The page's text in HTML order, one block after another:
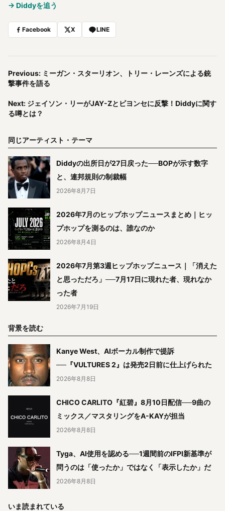
→ Diddyを追う
Facebook X LINE
Previous: ミーガン・スターリオン、トリー・レーンズによる銃
撃事件を語る
Next: ジェイソン・リーがJAY-Zとビヨンセに反撃！Diddyに関す
る噂とは？
同じアーティスト・テーマ
Diddyの出所日が27日戻った──BOPが示す数字
と、連邦規則の制裁幅
2026年8月7日
2026年7月のヒップホップニュースまとめ｜ヒッ
プホップを測るのは、誰なのか
2026年8月4日
2026年7月第3週ヒップホップニュース｜「消えた
と思っただろ」──7月17日に現れた者、現れなか
った者
2026年7月19日
背景を読む
Kanye West、AIボーカル制作で提訴
──『VULTURES 2』は発売2日前に仕上げられた
2026年8月8日
CHICO CARLITO『紅碧』8月10日配信──9曲の
ミックス／マスタリングをA-KAYが担当
2026年8月8日
Tyga、AI使用を認める──1週間前のIFPI新基準が
問うのは「使ったか」ではなく「表示したか」だ
2026年8月8日
いま読まれている